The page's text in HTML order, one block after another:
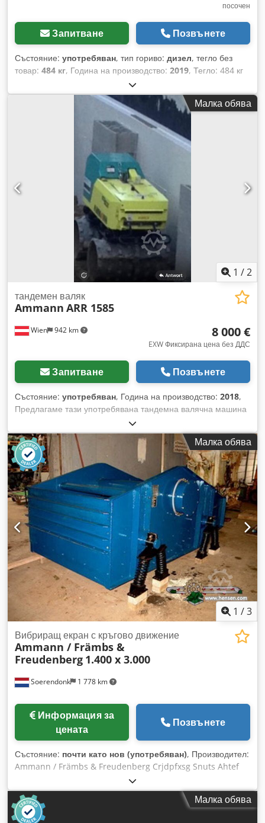
посочен
Запитване Позвънете
Състояние: употребяван, тип гориво: дизел, тегло без
товар: 484 кг, Година на производство: 2019, Тегло: 484 кг
Ударна сила: 59 kN Дизелов двигател, 1 цилиндър, Hatz
(1b40) Движение напред/назад. Електрически старт. Cedpfx
Ahsxw H Hcjterf Ширина на плочата: 60 см Цена за брой:
3400 евро, без ДДС Наличност: няколко броя!
Малка обява
1 /2
Wien 942 km
тандемен валяк
Ammann ARR 1585
8 000 €
EXW Фиксирана цена без ДДС
Запитване Позвънете
Състояние: употребяван, Година на производство: 2018,
Предлагаме тази употребявана тандемна валячна машина
Ammann ARR 1585, произведена през 2018 г. Тип: ARR
1585 Сериен номер: 558D063 Работно тегло: 1395 кг
Максимално тегло: 1405 кг Номинална мощност: 13,2 kW
Cedpfx Aezddcpohtjrf Година на производство: 2018 Ако
имате въпроси или се нуждаете от допълнителна
информация, не се колебайте да ни пишете или да се
обадите.
Малка обява
1 /3
Soerendonk 1 778 km
Вибриращ екран с кръгово движение
Ammann / Främbs &
Freudenberg 1.400 x 3.000
Информация за
цената
Позвънете
Състояние: почти като нов (употребяван), Производител:
Ammann / Främbs & Freudenberg Crjdpfxsg Snuts Ahtef
Размери: 1.400 x 3.000 Включва: – Задвижване – Кардани –
Амортисьорни елементи Ситовата машина е ремонтирана,
пясъкоструйно обработена и боядисана.
Малка обява